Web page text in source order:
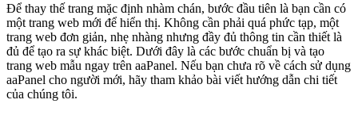
Để thay thế trang mặc định nhàm chán, bước đầu tiên là bạn cần có
một trang web mới để hiển thị. Không cần phải quá phức tạp, một
trang web đơn giản, nhẹ nhàng nhưng đầy đủ thông tin cần thiết là
đủ để tạo ra sự khác biệt. Dưới đây là các bước chuẩn bị và tạo
trang web mẫu ngay trên aaPanel. Nếu bạn chưa rõ về cách sử dụng
aaPanel cho người mới, hãy tham khảo bài viết hướng dẫn chi tiết
của chúng tôi.